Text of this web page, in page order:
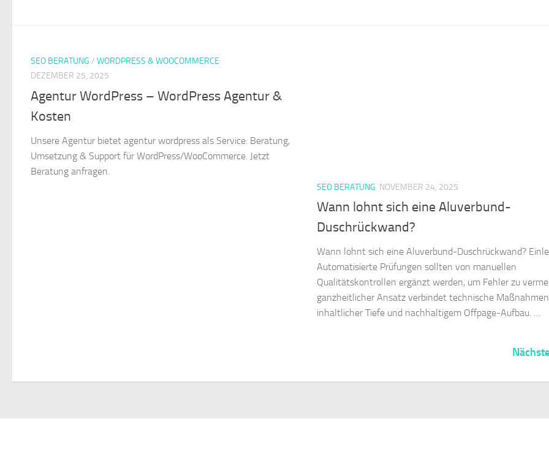
SEO BERATUNG / WORDPRESS & WOOCOMMERCE
DEZEMBER 25, 2025
Agentur WordPress – WordPress Agentur &
Kosten
Unsere Agentur bietet agentur wordpress als Service: Beratung,
Umsetzung & Support für WordPress/WooCommerce. Jetzt
Beratung anfragen.
SEO BERATUNG NOVEMBER 24, 2025
Wann lohnt sich eine Aluverbund-
Duschrückwand?
Wann lohnt sich eine Aluverbund-Duschrückwand?
Automatisierte Prüfungen sollten von manuellen
Qualitätskontrollen ergänzt werden, um Fehler zu
ganzheitlicher Ansatz verbindet technische
inhaltlicher Tiefe und nachhaltigem Offpage-Aufbau. …